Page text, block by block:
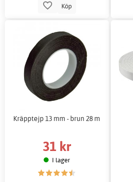
Köp
Kräpptejp 13 mm - brun 28 m
31 kr
I lager